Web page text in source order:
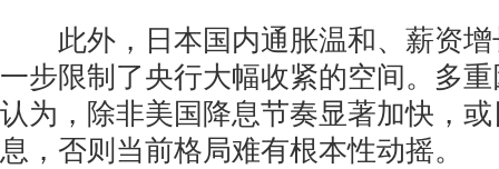
此外，日本国内通胀温和、薪资增
一步限制了央行大幅收紧的空间。多
认为，除非美国降息节奏显著加快，
息，否则当前格局难有根本性动摇。